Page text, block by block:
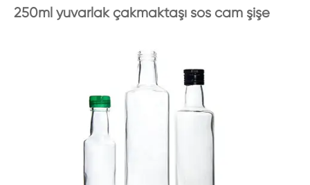
250ml yuvarlak çakmaktaşı sos cam şişe